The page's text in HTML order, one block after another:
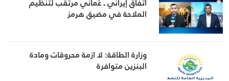
الملاحة في مضيق هرمز
وزارة الطاقة: لا ازمة محروقات ومادة
البنزين متوافرة